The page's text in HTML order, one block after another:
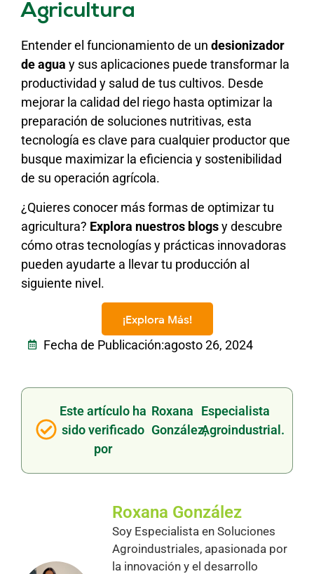
Agricultura
Entender el funcionamiento de un desionizador
de agua y sus aplicaciones puede transformar la
productividad y salud de tus cultivos. Desde
mejorar la calidad del riego hasta optimizar la
preparación de soluciones nutritivas, esta
tecnología es clave para cualquier productor que
busque maximizar la eficiencia y sostenibilidad
de su operación agrícola.
¿Quieres conocer más formas de optimizar tu
agricultura? Explora nuestros blogsy descubre
cómo otras tecnologías y prácticas innovadoras
pueden ayudarte a llevar tu producción al
siguiente nivel.
¡Explora Más!
Fecha de Publicación:agosto 26, 2024
Este artículo ha
sido verificado
por
Roxana
González,
Especialista
Agroindustrial.
Roxana González
Soy Especialista en Soluciones
Agroindustriales, apasionada por
la innovación y el desarrollo